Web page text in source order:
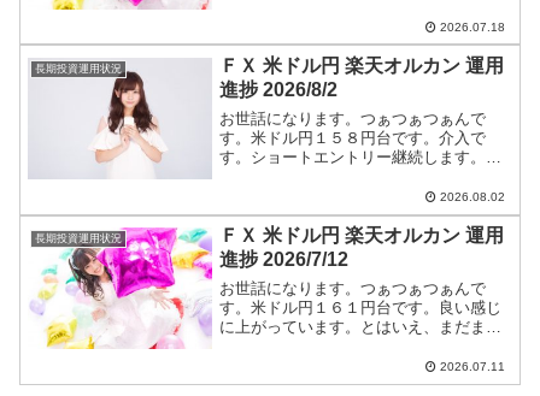
す。米ドル円ショートエントリー手法と
今後のつぁつぁつぁん戦略は【米ドル
円】に全て書いています。
2026.07.18
長期投資運用状況
ＦＸ 米ドル円 楽天オルカン 運用
進捗 2026/8/2
お世話になります。つぁつぁつぁんで
す。米ドル円１５８円台です。介入で
す。ショートエントリー継続します。米
つぁつぁつぁん戦略は【米ドル円】に全
て書いています。
2026.08.02
長期投資運用状況
ＦＸ 米ドル円 楽天オルカン 運用
進捗 2026/7/12
お世話になります。つぁつぁつぁんで
す。米ドル円１６１円台です。良い感じ
に上がっています。とはいえ、まだまだ
す。米ドル円ショートエントリー手法と
今後のつぁつぁつぁん戦略は【米ドル
2026.07.11